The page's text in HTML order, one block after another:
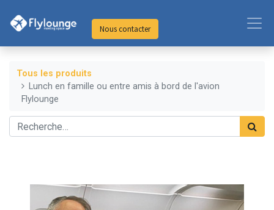
Nous contacter
Tous les produits
Lunch en famille ou entre amis à bord de l'avion
Flylounge